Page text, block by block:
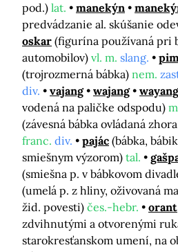
pod.) lat. manekýn
predvádzanie al. skúšanie
oskar (figurína používaná pri
automobilov) vl. m. slang.
(trojrozmerná bábka) nem.
div.
vajang wajang wayang
vodená na paličke odspodu)
(závesná bábka ovládaná
franc. div. pajác (bábka,
smiešnym výzorom) tal.
(smiešna p. v bábkovom
(umelá p. z hliny, oživovaná
žid. povesti) čes.-hebr. orant
zdvihnutými a otvorenými
starokresťanskom umení, na